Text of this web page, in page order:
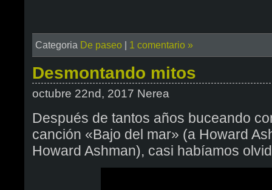
Categoria De paseo | 1 comentario »
Desmontando mitos
octubre 22nd, 2017 Nerea
Después de tantos años buceando
canción «Bajo del mar» (a Howard
Howard Ashman), casi habíamos